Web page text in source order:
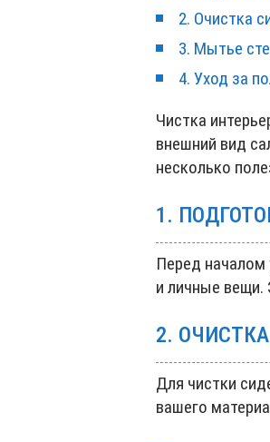
2. Очистка
3. Мытье
4. Уход за
Чистка
внешний вид
несколько
1.
Перед началом
и личные вещи.
2.
Для чистки
вашего